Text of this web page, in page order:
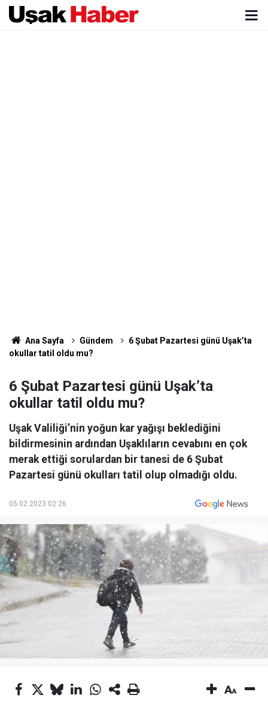
Ana Sayfa Gündem
6 Şubat Pazartesi günü Uşak’ta
okullar tatil oldu mu?
6 Şubat Pazartesi günü Uşak’ta
okullar tatil oldu mu?
Uşak Valiliği’nin yoğun kar yağışı beklediğini
bildirmesinin ardından Uşaklıların cevabını en çok
merak ettiği sorulardan bir tanesi de 6 Şubat
Pazartesi günü okulları tatil olup olmadığı oldu.
05.02.2023 02:26